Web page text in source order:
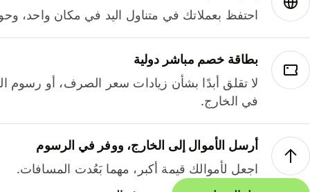
احتفظ بعملاتك في متناول اليد في مكان واحد،
بطاقة خصم مباشر دولية
لا تقلق أبدًا بشأن زيادات سعر الصرف، أو رسوم
في الخارج.
أرسل الأموال إلى الخارج، ووفر في الرسوم
اجعل لأموالك قيمة أكبر، مهما بَعُدت المسافات.